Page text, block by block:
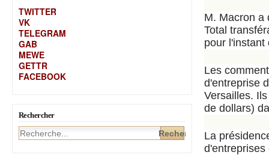
TWITTER
VK
TELEGRAM
GAB
MEWE
GETTR
FACEBOOK
Rechercher
M. Macron a
Total
pour l'instant
Les
d'entreprise
Versailles.
de dollars)
La